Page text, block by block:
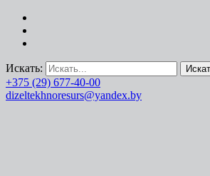
Искать:
+375 (29) 677-40-00
dizeltekhnoresurs@yandex.by